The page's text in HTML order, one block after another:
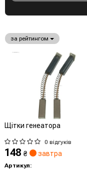
за рейтингом
Щітки генеатора
0 відгуків
148 ₴ завтра
Артикул: